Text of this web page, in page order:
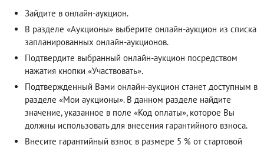
Зайдите в онлайн-аукцион.
В разделе «Аукционы» выберите онлайн-аукцион из списка
запланированных онлайн-аукционов.
Подтвердите выбранный онлайн-аукцион посредством
нажатия кнопки «Участвовать».
Подтвержденный Вами онлайн-аукцион станет доступным в
разделе «Мои аукционы». В данном разделе найдите
значение, указанное в поле «Код оплаты», которое Вы
должны использовать для внесения гарантийного взноса.
Внесите гарантийный взнос в размере 5 % от стартовой